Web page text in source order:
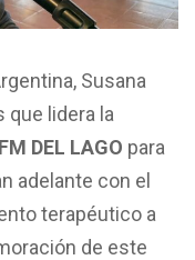
Susana
que lidera la
FM DEL LAGO para
adelante con el
terapéutico a
de este